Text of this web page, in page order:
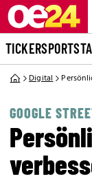
TICKERSPORT
Digital
GOOGLE